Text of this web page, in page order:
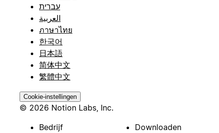
עברית
العربية
ภาษาไทย
한국어
日本語
简体中文
繁體中文
Cookie-instellingen
© 2026 Notion Labs, Inc.
Bedrijf
Downloaden